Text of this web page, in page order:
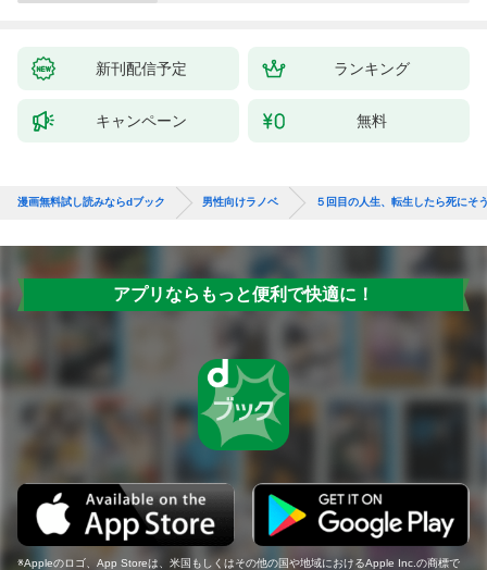
新刊配信予定 ランキング
キャンペーン 無料
漫画無料試し読みならdブック 男性向けラノベ ５回目の人生、転生したら死にそ
アプリならもっと便利で快適に！
Appleのロゴ、App Storeは、米国もしくはその他の国や地域におけるApple Inc.の商標で